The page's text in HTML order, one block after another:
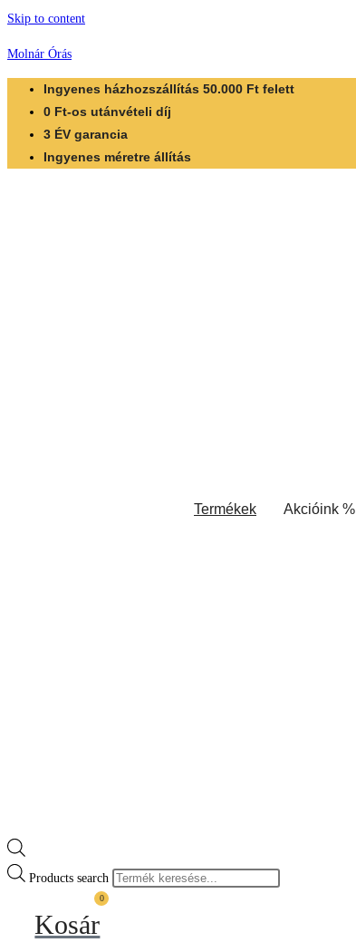
Skip to content
Molnár Órás
Ingyenes házhozszállítás 50.000 Ft felett
0 Ft-os utánvételi díj
3 ÉV garancia
Ingyenes méretre állítás
Termékek Akcióink %
Products search
0
Kosár